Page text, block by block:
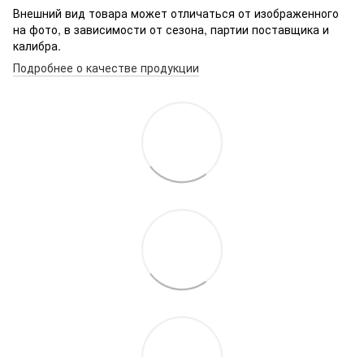
Внешний вид товара может отличаться от изображенного
на фото, в зависимости от сезона, партии поставщика и
калибра.
Подробнее о качестве продукции